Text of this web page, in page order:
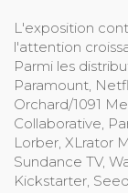
L'exposition
l'attention
Parmi les
Paramount,
Orchard/1091
Collaborative,
Lorber, XLrator
Sundance TV,
Kickstarter,